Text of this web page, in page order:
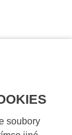
soubory